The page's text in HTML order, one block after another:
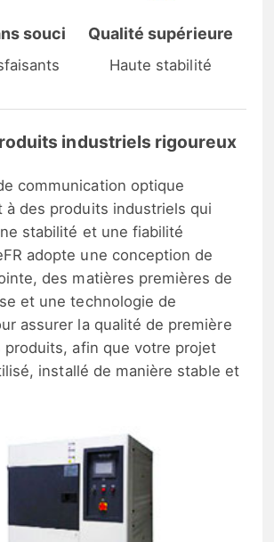
souci Qualité supérieure
Haute stabilité
industriels rigoureux
communication optique
à des produits industriels qui
stabilité et une fiabilité
adopte une conception de
des matières premières de
et une technologie de
assurer la qualité de première
produits, afin que votre projet
installé de manière stable et